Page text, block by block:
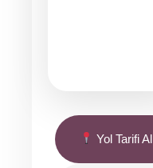
Yol Tarifi Al